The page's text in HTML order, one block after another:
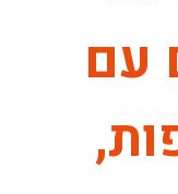
עם